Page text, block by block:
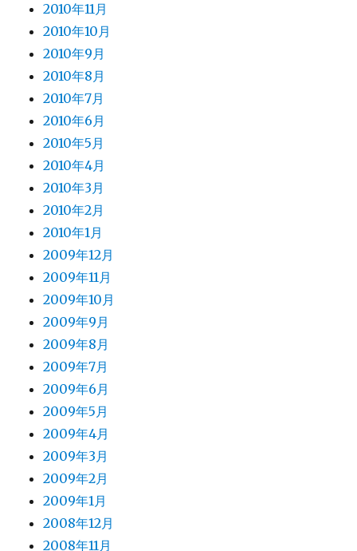
2010年11月
2010年10月
2010年9月
2010年8月
2010年7月
2010年6月
2010年5月
2010年4月
2010年3月
2010年2月
2010年1月
2009年12月
2009年11月
2009年10月
2009年9月
2009年8月
2009年7月
2009年6月
2009年5月
2009年4月
2009年3月
2009年2月
2009年1月
2008年12月
2008年11月